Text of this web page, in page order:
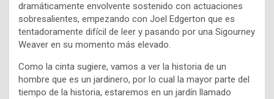
dramáticamente envolvente sostenido con actuaciones
sobresalientes, empezando con Joel Edgerton que es
tentadoramente difícil de leer y pasando por una Sigourney
Weaver en su momento más elevado.
Como la cinta sugiere, vamos a ver la historia de un
hombre que es un jardinero, por lo cual la mayor parte del
tiempo de la historia, estaremos en un jardín llamado